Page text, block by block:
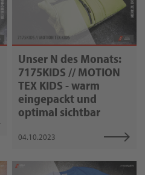
Unser N des Monats:
7175KIDS // MOTION
TEX KIDS - warm
eingepackt und
optimal sichtbar
04.10.2023